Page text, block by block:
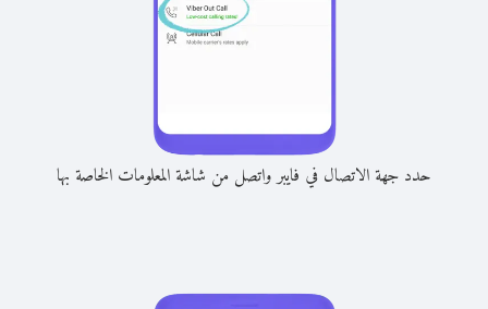
حدد جهة الاتصال في فايبر واتصل من شاشة المعلومات الخاصة بها